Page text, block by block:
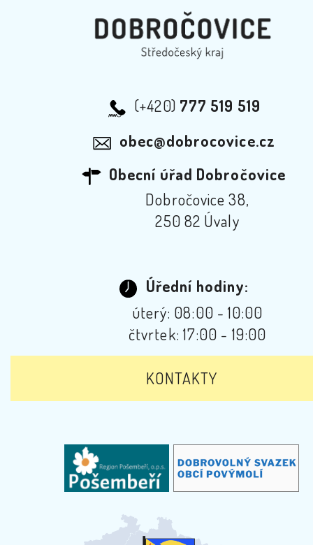
(+420) 777 519 519
obec@dobrocovice.cz
Obecní úřad Dobročovice
Dobročovice 38,
250 82 Úvaly
Úřední hodiny:
úterý: 08:00 - 10:00
čtvrtek: 17:00 - 19:00
KONTAKTY